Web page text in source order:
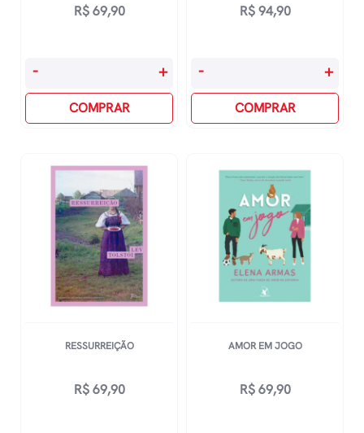
R$69,90
O
Dinamarca
- +
COMPRAR
R$94,90
Os
Lua
quantidade
- +
COMPRAR
RESSURREIÇÃO
R$69,90
AMOR EM JOGO
R$69,90